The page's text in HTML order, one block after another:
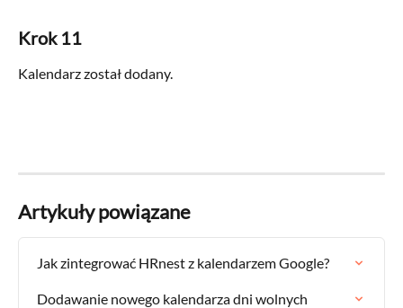
Krok 11
Kalendarz został dodany.
Artykuły powiązane
Jak zintegrować HRnest z kalendarzem Google?
Dodawanie nowego kalendarza dni wolnych